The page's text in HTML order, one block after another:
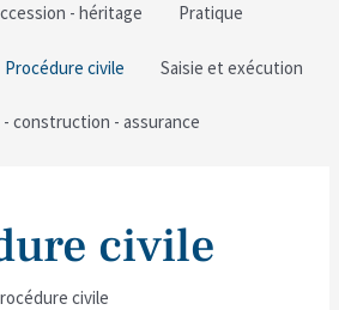
- héritage Pratique
Procédure civile Saisie et exécution
- construction - assurance
civile
civile